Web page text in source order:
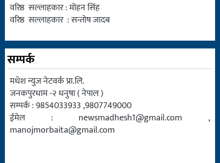
वरिष्ठ सल्लाहकार : मोहन सिंह
वरिष्ठ सल्लाहकार : सन्तोष जादब
सम्पर्क
मधेश न्युज नेटवर्क प्रा.लि.
जनकपुरधाम -२ धनुषा ( नेपाल )
सम्पर्क : 9854033933 ,9807749000
ईमेल : newsmadhesh1@gmail.com ,
manojmorbaita@gmail.com